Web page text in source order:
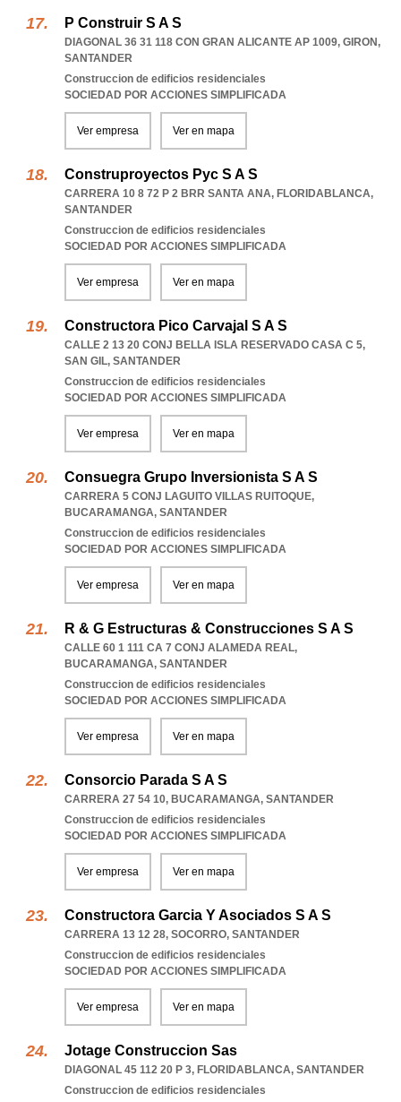
P Construir S A S
DIAGONAL 36 31 118 CON GRAN ALICANTE AP 1009, GIRON,
SANTANDER
Construccion de edificios residenciales
SOCIEDAD POR ACCIONES SIMPLIFICADA
Ver empresa Ver en mapa
Construproyectos Pyc S A S
CARRERA 10 8 72 P 2 BRR SANTA ANA, FLORIDABLANCA,
SANTANDER
Construccion de edificios residenciales
SOCIEDAD POR ACCIONES SIMPLIFICADA
Ver empresa Ver en mapa
Constructora Pico Carvajal S A S
CALLE 2 13 20 CONJ BELLA ISLA RESERVADO CASA C 5,
SAN GIL, SANTANDER
Construccion de edificios residenciales
SOCIEDAD POR ACCIONES SIMPLIFICADA
Ver empresa Ver en mapa
Consuegra Grupo Inversionista S A S
CARRERA 5 CONJ LAGUITO VILLAS RUITOQUE,
BUCARAMANGA, SANTANDER
Construccion de edificios residenciales
SOCIEDAD POR ACCIONES SIMPLIFICADA
Ver empresa Ver en mapa
R & G Estructuras & Construcciones S A S
CALLE 60 1 111 CA 7 CONJ ALAMEDA REAL,
BUCARAMANGA, SANTANDER
Construccion de edificios residenciales
SOCIEDAD POR ACCIONES SIMPLIFICADA
Ver empresa Ver en mapa
Consorcio Parada S A S
CARRERA 27 54 10, BUCARAMANGA, SANTANDER
Construccion de edificios residenciales
SOCIEDAD POR ACCIONES SIMPLIFICADA
Ver empresa Ver en mapa
Constructora Garcia Y Asociados S A S
CARRERA 13 12 28, SOCORRO, SANTANDER
Construccion de edificios residenciales
SOCIEDAD POR ACCIONES SIMPLIFICADA
Ver empresa Ver en mapa
Jotage Construccion Sas
DIAGONAL 45 112 20 P 3, FLORIDABLANCA, SANTANDER
Construccion de edificios residenciales